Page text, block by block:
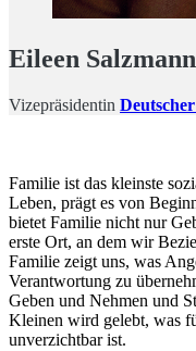
Eileen Salzmann
Vizepräsidentin
Familie ist das kleinste
Leben, prägt es von
bietet Familie nicht nur
erste Ort, an dem wir
Familie zeigt uns, was
Verantwortung zu
Geben und Nehmen und
Kleinen wird gelebt, was
unverzichtbar ist.